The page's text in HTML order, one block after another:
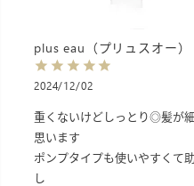
plus eau（プリュスオー
2024/12/02
重くないけどしっとり◎髪が
思います
ポンプタイプも使いやすくて
し